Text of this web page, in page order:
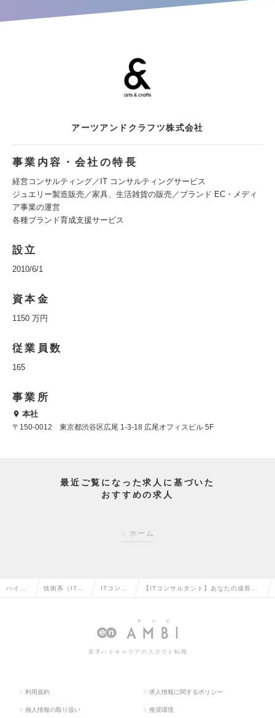
アーツアンドクラフツ株式会社
事業内容・会社の特長
経営コンサルティング／IT コンサルティングサービス
ジュエリー製造販売／家具、生活雑貨の販売／ブランド EC・メディ
ア事業の運営
各種ブランド育成支援サービス
設立
2010/6/1
資本金
1150 万円
従業員数
165
事業所
本社
〒150-0012 東京都渋谷区広尾 1-3-18 広尾オフィスビル 5F
最近ご覧になった求人に基づいた
おすすめの求人
ホーム
ハイク 技術系（IT・ ITコンサ
の転職
【ITコンサルタント】あなたの成長意
験者歓迎》の求人情報
若手ハイキャリアのスカウト転職
利用規約 求人情報に関するポリシー
個人情報の取り扱い 推奨環境